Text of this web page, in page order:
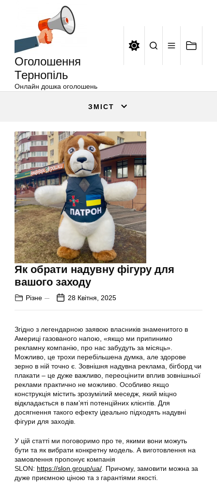
Оголошення
Тернопіль
Онлайн дошка оголошень
ЗМІСТ
Як обрати надувну фігуру для
вашого заходу
Різне 28 Квітня, 2025
Згідно з легендарною заявою власників знаменитого в
Америці газованого напою, «якщо ми припинимо
рекламну компанію, про нас забудуть за місяць».
Можливо, це трохи перебільшена думка, але здорове
зерно в ній точно є. Зовнішня надувна реклама, бігборд чи
плакати – це дуже важливо, переоцінити вплив зовнішньої
реклами практично не можливо. Особливо якщо
конструкція містить зрозумілий меседж, який міцно
відкладається в пам’яті потенційних клієнтів. Для
досягнення такого ефекту ідеально підходять надувні
фігури для заходів.
У цій статті ми поговоримо про те, якими вони можуть
бути та як вибрати конкретну модель. А виготовлення на
замовлення пропонує компанія
SLON: https://slon.group/ua/ . Причому, замовити можна за
дуже приємною ціною та з гарантіями якості.